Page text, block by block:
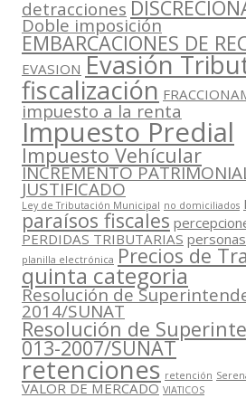
detracciones
Doble imposición
EMBARCACIONES DE
EVASION Evasión
fiscalización
impuesto a la renta
Impuesto Predial
Impuesto Vehícular
INCREMENTO
JUSTIFICADO
Ley de Tributación Municipal no domiciliados
paraísos fiscales
PERDIDAS TRIBUTARIAS
planilla electrónica Precios de
quinta categoria
Resolución de
2014/SUNAT
Resolución de
013-2007/SUNAT
retenciones retención
VALOR DE MERCADO VIATICOS